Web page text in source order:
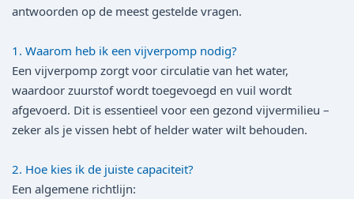
antwoorden op de meest gestelde vragen.
1. Waarom heb ik een vijverpomp nodig?
Een vijverpomp zorgt voor circulatie van het water,
waardoor zuurstof wordt toegevoegd en vuil wordt
afgevoerd. Dit is essentieel voor een gezond vijvermilieu –
zeker als je vissen hebt of helder water wilt behouden.
2. Hoe kies ik de juiste capaciteit?
Een algemene richtlijn: